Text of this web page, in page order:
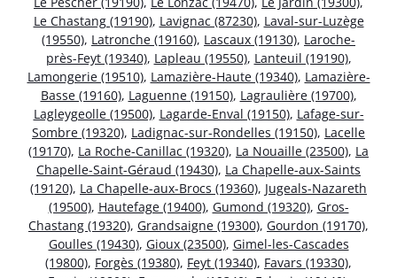
Le Chastang (19190), Lavignac (87230), Laval-sur-Luzège
(19550), Latronche (19160), Lascaux (19130), Laroche-
près-Feyt (19340), Lapleau (19550), Lanteuil (19190),
Lamongerie (19510), Lamazière-Haute (19340), Lamazière-
Basse (19160), Laguenne (19150), Lagraulière (19700),
Lagleygeolle (19500), Lagarde-Enval (19150), Lafage-sur-
Sombre (19320), Ladignac-sur-Rondelles (19150), Lacelle
(19170), La Roche-Canillac (19320), La Nouaille (23500), La
Chapelle-Saint-Géraud (19430), La Chapelle-aux-Saints
(19120), La Chapelle-aux-Brocs (19360), Jugeals-Nazareth
(19500), Hautefage (19400), Gumond (19320), Gros-
Chastang (19320), Grandsaigne (19300), Gourdon (19170),
Goulles (19430), Gioux (23500), Gimel-les-Cascades
(19800), Forgès (19380), Feyt (19340), Favars (19330),